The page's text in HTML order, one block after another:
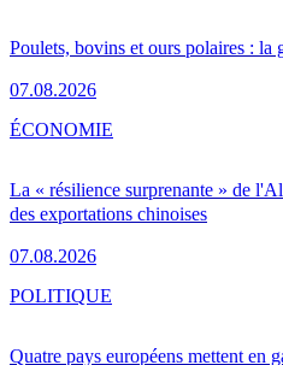
Poulets, bovins et ours polaires : la
07.08.2026
La « résilience surprenante » de
des exportations chinoises
07.08.2026
ÉCONOMIE
Quatre pays européens mettent en
POLITIQUE